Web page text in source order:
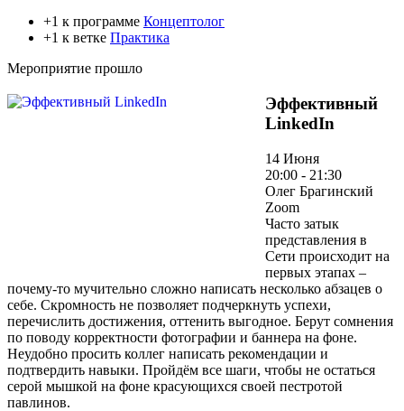
+1 к программе Концептолог
+1 к ветке Практика
Мероприятие прошло
Эффективный
LinkedIn
14 Июня
20:00 - 21:30
Олег Брагинский
Zoom
Часто затык
представления в
Сети происходит на
первых этапах –
почему-то мучительно сложно написать несколько абзацев о
себе. Скромность не позволяет подчеркнуть успехи,
перечислить достижения, оттенить выгодное. Берут сомнения
по поводу корректности фотографии и баннера на фоне.
Неудобно просить коллег написать рекомендации и
подтвердить навыки. Пройдём все шаги, чтобы не остаться
серой мышкой на фоне красующихся своей пестротой
павлинов.